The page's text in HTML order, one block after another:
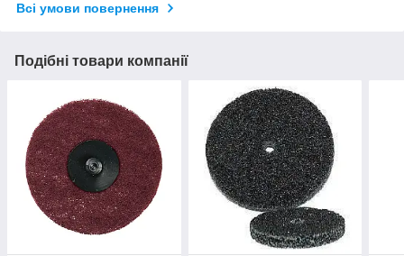
Всі умови повернення
Подібні товари компанії